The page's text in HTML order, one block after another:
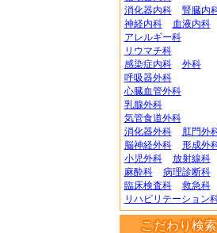
消化器内科
腎臓内
神経内科
血液内科
アレルギー科
リウマチ科
感染症内科
外科
呼吸器外科
心臓血管外科
乳腺外科
気管食道外科
消化器外科
肛門外
脳神経外科
形成外
小児外科
放射線科
麻酔科
病理診断科
臨床検査科
救急科
リハビリテーション
こだわり検索